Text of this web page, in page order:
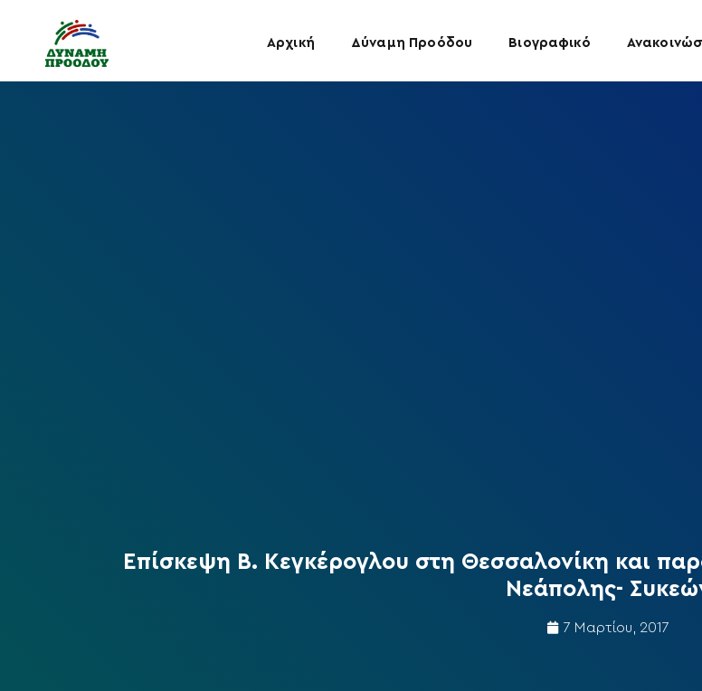
Αρχική Δύναμη Προόδου Βιογραφικό
Επίσκεψη Β. Κεγκέρογλου στη Θεσσαλονίκη και
Νεάπολης-
7 Μαρτίου, 2017